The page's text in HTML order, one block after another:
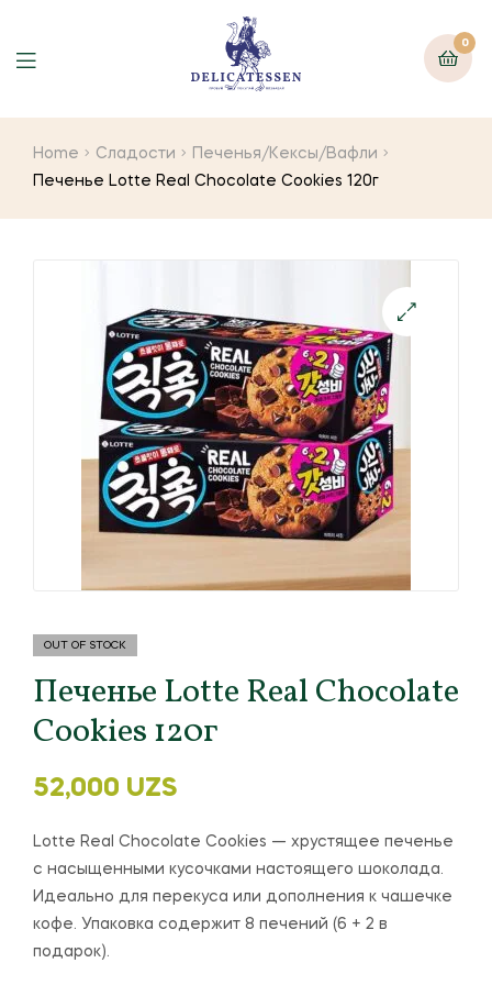
0
Home Сладости
Печенья/Кексы/Вафли
Печенье Lotte Real Chocolate Cookies 120г
OUT OF STOCK
Печенье Lotte Real Chocolate
Cookies 120г
52,000 UZS
Lotte Real Chocolate Cookies — хрустящее печенье
с насыщенными кусочками настоящего шоколада.
Идеально для перекуса или дополнения к чашечке
кофе. Упаковка содержит 8 печений (6 + 2 в
подарок).